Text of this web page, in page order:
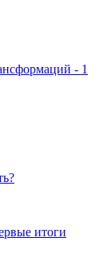
- 1
итоги